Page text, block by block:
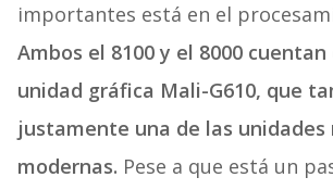
importantes está en el
Ambos el 8100 y el 8000 cuentan
unidad gráfica Mali-G610, que
justamente una de las unidades
modernas. Pese a que está un